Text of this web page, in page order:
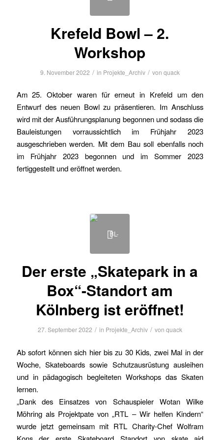
Krefeld Bowl – 2.
Workshop
9. November 2022 / in Projekte_Archiv / von quack
Am 25. Oktober waren für erneut in Krefeld um den
Entwurf des neuen Bowl zu präsentieren. Im Anschluss
wird mit der Ausführungsplanung begonnen und sodass die
Bauleistungen vorraussichtlich im Frühjahr 2023
ausgeschrieben werden. Mit dem Bau soll ebenfalls noch
im Frühjahr 2023 begonnen und im Sommer 2023
fertiggestellt und eröffnet werden.
Der erste „Skatepark in a
Box“-Standort am
Kölnberg ist eröffnet!
27. September 2022 / in Projekte_Archiv / von quack
Ab sofort können sich hier bis zu 30 Kids, zwei Mal in der
Woche, Skateboards sowie Schutzausrüstung ausleihen
und in pädagogisch begleiteten Workshops das Skaten
lernen.
„Dank des Einsatzes von Schauspieler Wotan Wilke
Möhring als Projektpate von „RTL – Wir helfen Kindern“
wurde jetzt gemeinsam mit RTL Charity-Chef Wolfram